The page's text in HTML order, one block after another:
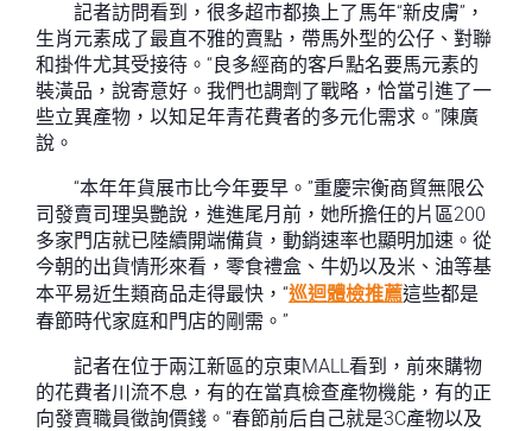
記者訪問看到，很多超市都換上了馬年“新皮膚”，
生肖元素成了最直不雅的賣點，帶馬外型的公仔、對聯
和掛件尤其受接待。“良多經商的客戶點名要馬元素的
裝潢品，說寄意好。我們也調劑了戰略，恰當引進了一
些立異產物，以知足年青花費者的多元化需求。”陳廣
說。
“本年年貨展市比今年要早。”重慶宗衡商貿無限公
司發賣司理吳艷說，進進尾月前，她所擔任的片區200
多家門店就已陸續開端備貨，動銷速率也顯明加速。從
今朝的出貨情形來看，零食禮盒、牛奶以及米、油等基
本平易近生類商品走得最快，“巡迴體檢推薦這些都是
春節時代家庭和門店的剛需。”
記者在位于兩江新區的京東MALL看到，前來購物
的花費者川流不息，有的在當真檢查產物機能，有的正
向發賣職員徵詢價錢。“春節前后自己就是3C產物以及